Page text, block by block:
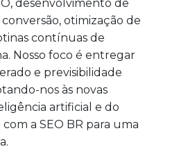
desenvolvimento de
otimização de
contínuas de
Nosso foco é entregar
e previsibilidade
nos às novas
artificial e do
a SEO BR para uma